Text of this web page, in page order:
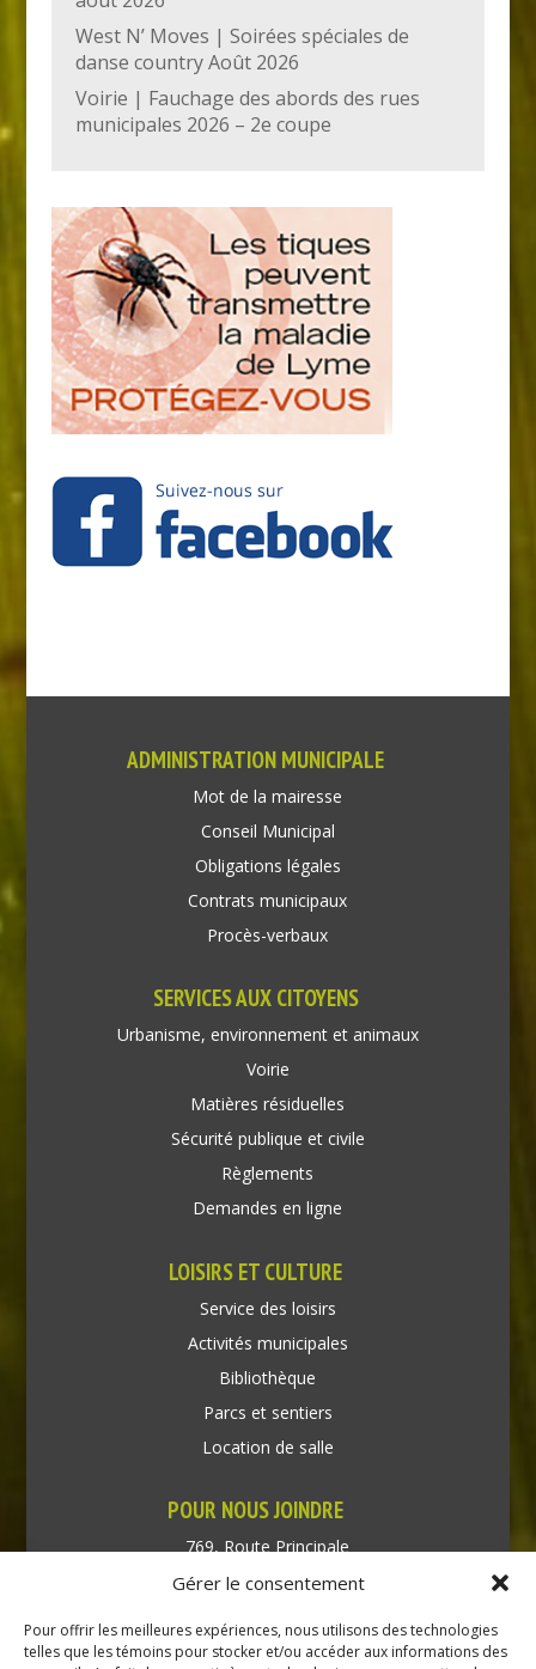
Gérer le consentement
Pour offrir les meilleures expériences, nous utilisons des technologies
telles que les témoins pour stocker et/ou accéder aux informations des
West N’ Moves | Soirées spéciales de
danse country Août 2026
Voirie | Fauchage des abords des rues
municipales 2026 – 2e coupe
ADMINISTRATION MUNICIPALE
Mot de la mairesse
Conseil Municipal
Obligations légales
Contrats municipaux
Procès-verbaux
SERVICES AUX CITOYENS
Urbanisme, environnement et animaux
Voirie
Matières résiduelles
Sécurité publique et civile
Règlements
Demandes en ligne
LOISIRS ET CULTURE
Service des loisirs
Activités municipales
Bibliothèque
Parcs et sentiers
Location de salle
POUR NOUS JOINDRE
769, Route Principale
Très-Saint-Rédempteur
Téléphone : (450) 451-5203